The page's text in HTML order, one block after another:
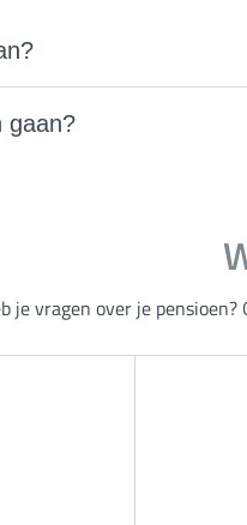
gaan?
je vragen over je